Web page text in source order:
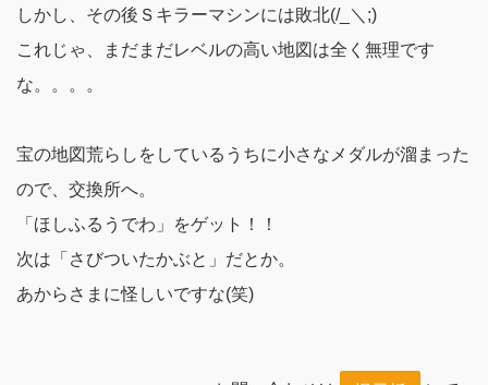
しかし、その後Ｓキラーマシンには敗北(/_＼;)
これじゃ、まだまだレベルの高い地図は全く無理です
な。。。。
宝の地図荒らしをしているうちに小さなメダルが溜まった
ので、交換所へ。
「ほしふるうでわ」をゲット！！
次は「さびついたかぶと」だとか。
あからさまに怪しいですな(笑)